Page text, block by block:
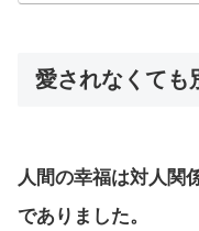
愛されなくて
人間の幸福は対人関
でありました。